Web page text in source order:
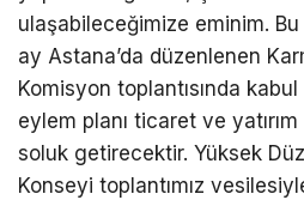
ulaşabileceğimize eminim.
ay Astana’da düzenlenen
Komisyon toplantısında
eylem planı ticaret ve
soluk getirecektir. Yüksek
Konseyi toplantımız